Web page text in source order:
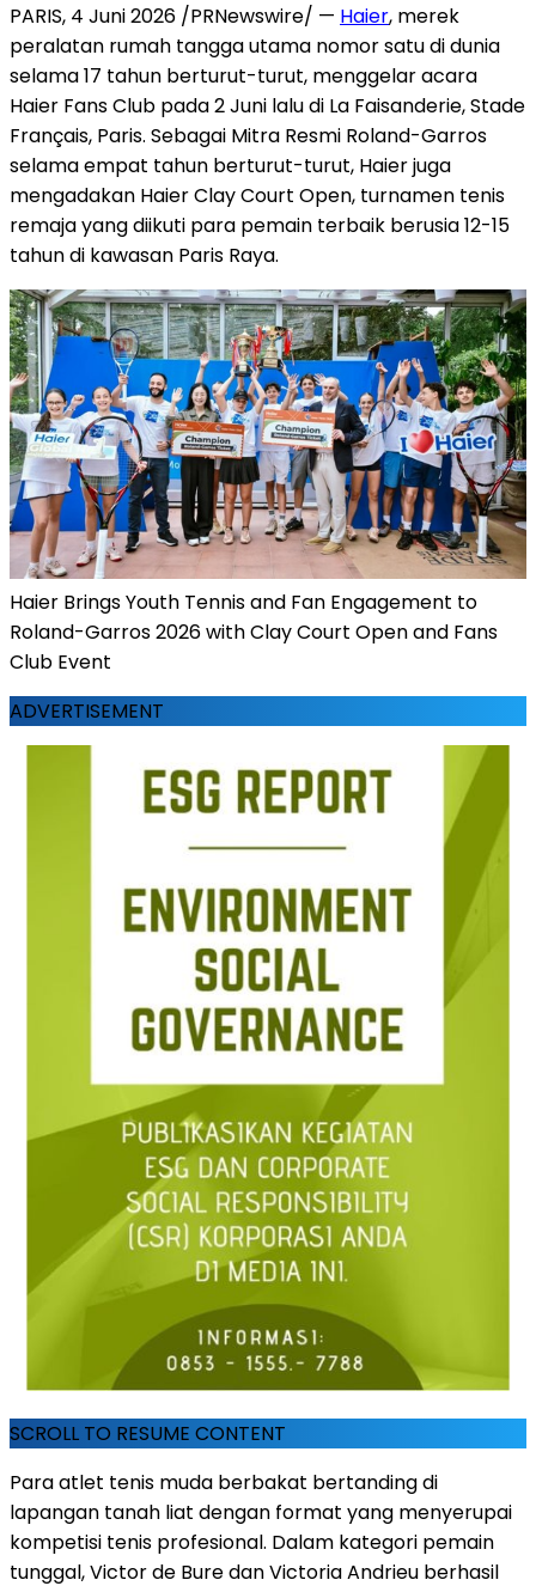
PARIS, 4 Juni 2026 /PRNewswire/ — Haier, merek
peralatan rumah tangga utama nomor satu di dunia
selama 17 tahun berturut-turut, menggelar acara
Haier Fans Club pada 2 Juni lalu di La Faisanderie, Stade
Français, Paris. Sebagai Mitra Resmi Roland-Garros
selama empat tahun berturut-turut, Haier juga
mengadakan Haier Clay Court Open, turnamen tenis
remaja yang diikuti para pemain terbaik berusia 12-15
tahun di kawasan Paris Raya.
Haier Brings Youth Tennis and Fan Engagement to
Roland-Garros 2026 with Clay Court Open and Fans
Club Event
ADVERTISEMENT
SCROLL TO RESUME CONTENT
Para atlet tenis muda berbakat bertanding di
lapangan tanah liat dengan format yang menyerupai
kompetisi tenis profesional. Dalam kategori pemain
tunggal, Victor de Bure dan Victoria Andrieu berhasil